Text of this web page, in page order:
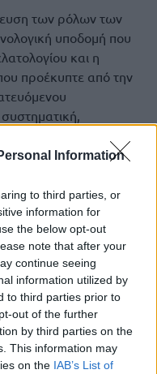
Information
to third parties, or
information for
the below opt-out
note that after your
continue seeing
information utilized by
to third parties prior to
out of the further
by third parties on the
This information may
on the IAB’s List of
των ρόλων των
υποδομή που
και η
προέκυπτε από την
οπτικοακουστικού
που
από 86.000
το συνολικό
τα μέλη της
σε τουλάχιστον
των νόμιμων
τα 50.000.000 ευρώ.
Δ.Α.Ο.Ε. Εισαγγελέα